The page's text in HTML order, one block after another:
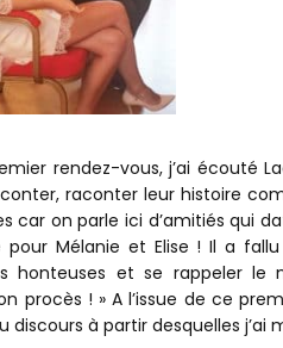
rendez-vous, j’ai écouté
raconter leur histoire
car on parle ici d’amitiés qui
Mélanie et Elise ! Il a
honteuses et se rappeler le
procès ! » A l’issue de ce
discours à partir desquelles j’ai